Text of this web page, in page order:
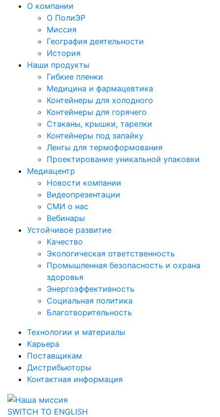
О компании
О ПолиЭР
Миссия
География деятельности
История
Наши продукты
Гибкие пленки
Медицина и фармацевтика
Контейнеры для холодного
Контейнеры для горячего
Стаканы, крышки, тарелки
Контейнеры под запайку
Ленты для термоформования
Проектирование уникальной упаковки
Медиацентр
Новости компании
Видеопрезентации
СМИ о нас
Вебинары
Устойчивое развитие
Качество
Экологическая ответственность
Промышленная безопасность и охрана
здоровья
Энергоэффективность
Социальная политика
Благотворительность
Технологии и материалы
Карьера
Поставщикам
Дистрибьюторы
Контактная информация
SWITCH TO ENGLISH